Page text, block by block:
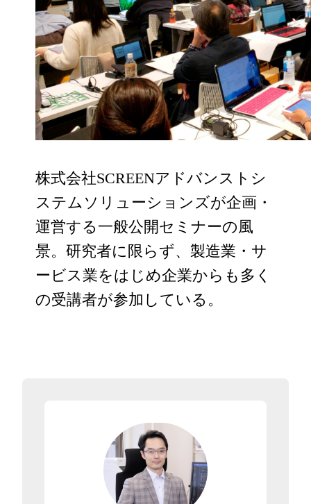
株式会社SCREENアドバンストシ
ステムソリューションズが企画・
運営する一般公開セミナーの風
景。研究者に限らず、製造業・サ
ービス業をはじめ企業からも多く
の受講者が参加している。